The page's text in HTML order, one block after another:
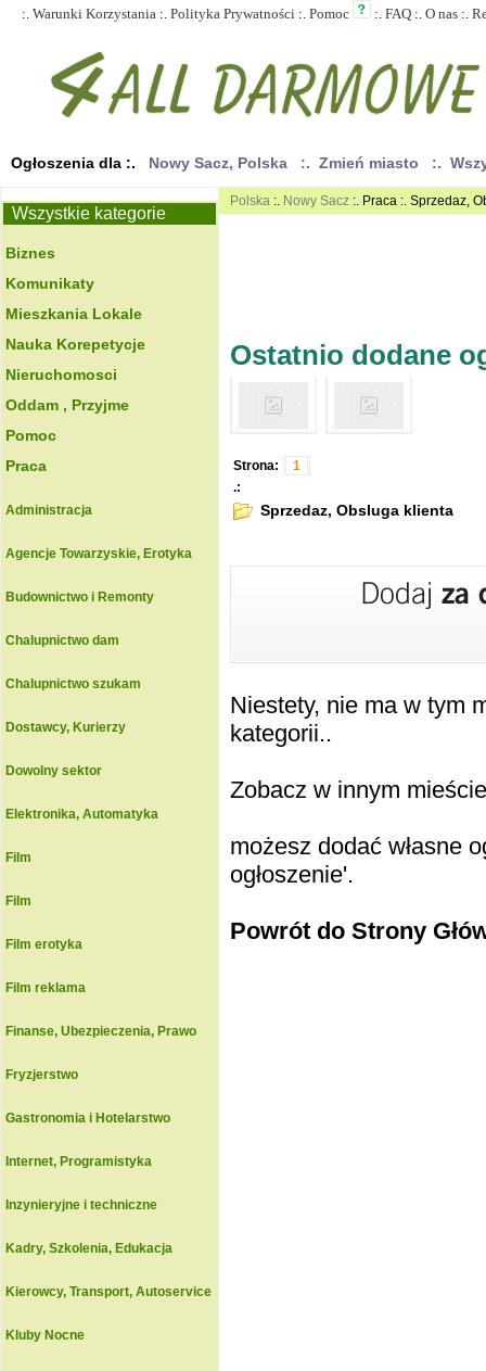
:. Warunki Korzystania :. Polityka Prywatności :. Pomoc :. FAQ :. O nas :.
Ogłoszenia dla :. Nowy Sacz, Polska :. Zmień miasto :.
Wszystkie kategorie
Biznes
Komunikaty
Mieszkania Lokale
Nauka Korepetycje
Nieruchomosci
Oddam , Przyjme
Pomoc
Praca
Administracja
Agencje Towarzyskie, Erotyka
Budownictwo i Remonty
Chalupnictwo dam
Chalupnictwo szukam
Dostawcy, Kurierzy
Dowolny sektor
Elektronika, Automatyka
Film
Film
Film erotyka
Film reklama
Finanse, Ubezpieczenia, Prawo
Fryzjerstwo
Gastronomia i Hotelarstwo
Internet, Programistyka
Inzynieryjne i techniczne
Kadry, Szkolenia, Edukacja
Kierowcy, Transport, Autoservice
Kluby Nocne
Polska :. Nowy Sacz :. Praca :. Sprzedaz,
Ostatnio dodane
Strona:
1
.:
Sprzedaz, Obsluga klienta
Niestety, nie ma w tym
kategorii..
Zobacz w innym
możesz dodać własne
ogłoszenie'.
Powrót do Strony